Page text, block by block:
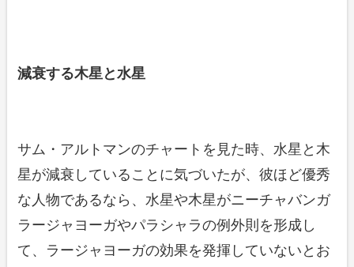
減衰する木星と水星
サム・アルトマンのチャートを見た時、水星と木
星が減衰していることに気づいたが、彼ほど優秀
な人物であるなら、水星や木星がニーチャバンガ
ラージャヨーガやパラシャラの例外則を形成し
て、ラージャヨーガの効果を発揮していないとお